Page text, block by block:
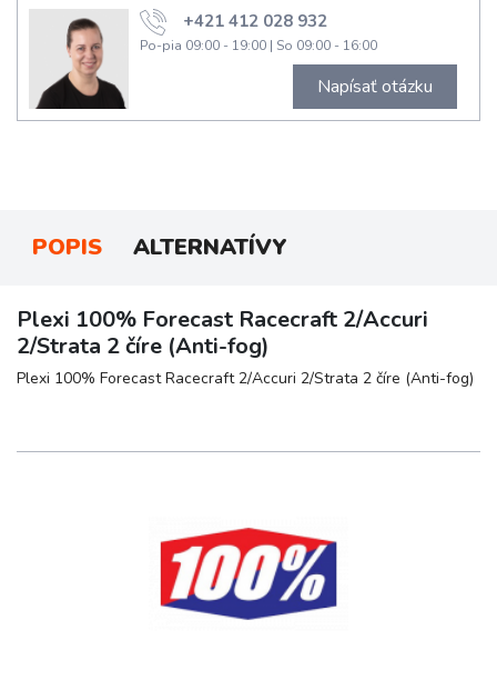
+421 412 028 932
Po-pia 09:00 - 19:00 | So 09:00 - 16:00
Napísať otázku
POPIS ALTERNATÍVY
Plexi 100% Forecast Racecraft 2/Accuri
2/Strata 2 číre (Anti-fog)
Plexi 100% Forecast Racecraft 2/Accuri 2/Strata 2 číre (Anti-fog)